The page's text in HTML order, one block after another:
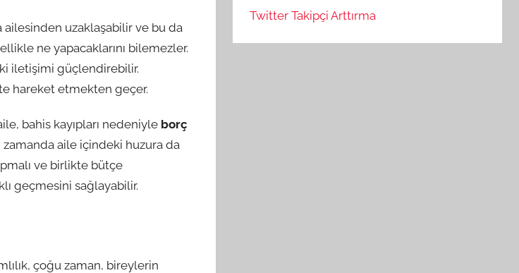
ailesinden uzaklaşabilir ve bu da
ne yapacaklarını bilemezler.
iletişimi güçlendirebilir.
hareket etmekten geçer.
bahis kayıpları nedeniyle borç
aile içindeki huzura da
ve birlikte bütçe
geçmesini sağlayabilir.
çoğu zaman, bireylerin
Twitter Takipçi Arttırma